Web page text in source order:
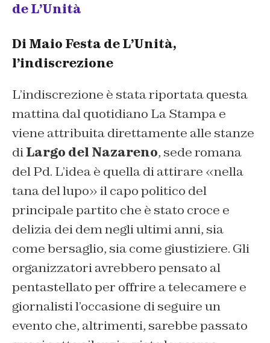
de L’Unità
Di Maio Festa de L’Unità,
l’indiscrezione
L’indiscrezione è stata riportata questa
mattina dal quotidiano La Stampae
viene attribuita direttamente alle stanze
diLargo del Nazareno, sede romana
del Pd. L’idea è quella di attirare «nella
tana del lupo» il capo politico del
principale partito che è stato croce e
delizia dei dem negli ultimi anni, sia
come bersaglio, sia come giustiziere. Gli
organizzatori avrebbero pensato al
pentastellato per offrire a telecamere e
giornalisti l’occasione di seguire un
evento che, altrimenti, sarebbe passato